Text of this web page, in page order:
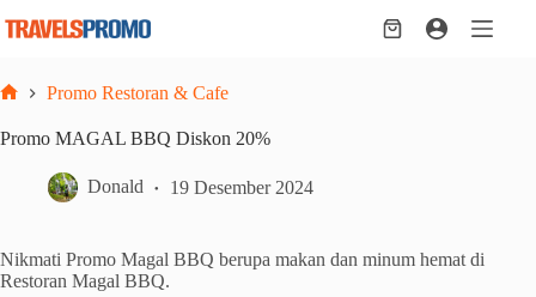
Shopping
Promo Restoran & Cafe
Promo MAGAL BBQ Diskon 20%
Donald 19 Desember 2024
Nikmati Promo Magal BBQ berupa makan dan minum hemat di
Restoran Magal BBQ.